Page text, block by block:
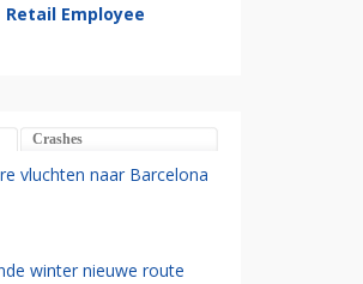
Retail Employee
Crashes
vluchten naar Barcelona
winter nieuwe route